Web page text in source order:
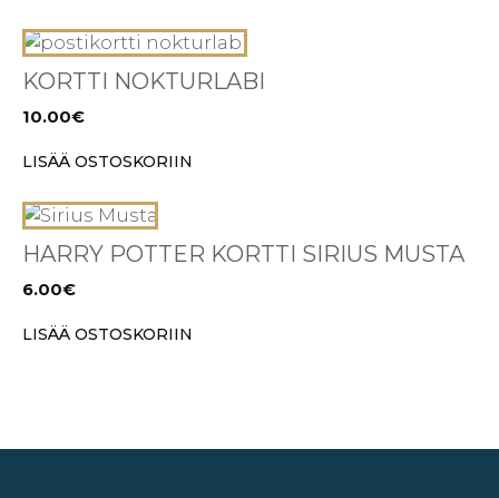
KORTTI NOKTURLABI
10.00€
LISÄÄ OSTOSKORIIN
HARRY POTTER KORTTI SIRIUS MUSTA
6.00€
LISÄÄ OSTOSKORIIN